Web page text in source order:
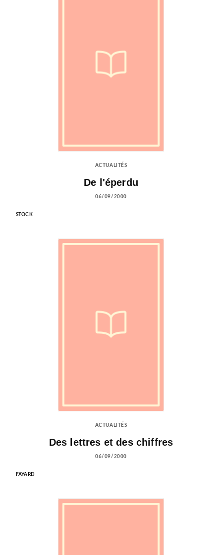
ACTUALITÉS
De l'éperdu
06/09/2000
STOCK
ACTUALITÉS
Des lettres et des chiffres
06/09/2000
FAYARD